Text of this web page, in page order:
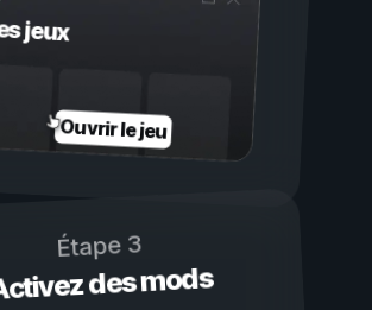
jeux
Ouvrir le jeu
Étape 3
des mods